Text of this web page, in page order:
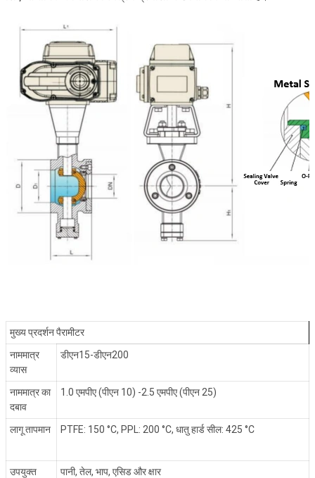
मुख्य प्रदर्शन पैरामीटर
नाममात्र
व्यास
डीएन15-डीएन200
नाममात्र का
दबाव
1.0 एमपीए (पीएन 10) -2.5 एमपीए (पीएन 25)
लागू तापमान PTFE: 150 °C, PPL: 200 °C, धातु हार्ड सील: 425 °C
उपयुक्त
पानी, तेल, भाप, एसिड और क्षार